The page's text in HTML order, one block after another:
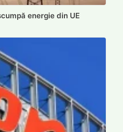
energie din UE